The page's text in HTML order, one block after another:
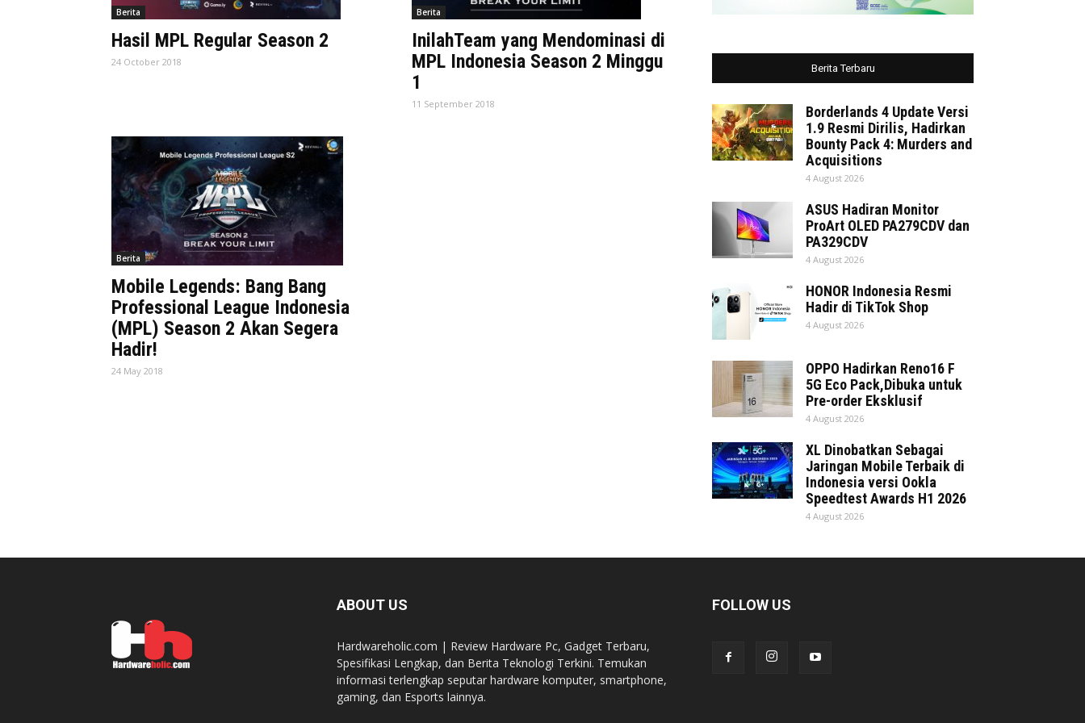
Berita
Hasil MPL Regular Season 2
24 October 2018
Berita
InilahTeam yang Mendominasi di
MPL Indonesia Season 2 Minggu
1
11 September 2018
Berita
Mobile Legends: Bang Bang
Professional League Indonesia
(MPL) Season 2 Akan Segera
Hadir!
24 May 2018
Berita Terbaru
Borderlands 4 Update Versi
1.9 Resmi Dirilis, Hadirkan
Bounty Pack 4: Murders and
Acquisitions
4 August 2026
ASUS Hadiran Monitor
ProArt OLED PA279CDV dan
PA329CDV
4 August 2026
HONOR Indonesia Resmi
Hadir di TikTok Shop
4 August 2026
OPPO Hadirkan Reno16 F
5G Eco Pack,Dibuka untuk
Pre-order Eksklusif
4 August 2026
XL Dinobatkan Sebagai
Jaringan Mobile Terbaik di
Indonesia versi Ookla
Speedtest Awards H1 2026
4 August 2026
ABOUT US
Hardwareholic.com | Review Hardware Pc, Gadget Terbaru,
Spesifikasi Lengkap, dan Berita Teknologi Terkini. Temukan
informasi terlengkap seputar hardware komputer, smartphone,
gaming, dan Esports lainnya.
FOLLOW US